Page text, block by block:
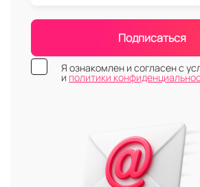
Подписаться
Я ознакомлен и согласен с
и политики